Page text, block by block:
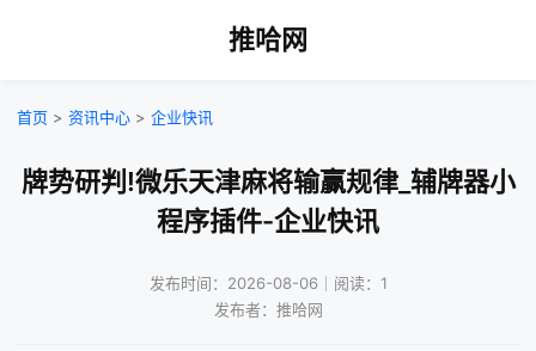
推哈网
首页 > 资讯中心 > 企业快讯
牌势研判!微乐天津麻将输赢规律_辅牌器小
程序插件-企业快讯
发布时间：2026-08-06｜阅读：1
发布者：推哈网